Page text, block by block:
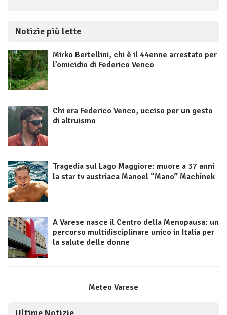
Notizie più lette
Mirko Bertellini, chi è il 44enne arrestato per
l’omicidio di Federico Venco
Chi era Federico Venco, ucciso per un gesto
di altruismo
Tragedia sul Lago Maggiore: muore a 37 anni
la star tv austriaca Manoel “Mano” Machinek
A Varese nasce il Centro della Menopausa: un
percorso multidisciplinare unico in Italia per
la salute delle donne
Meteo Varese